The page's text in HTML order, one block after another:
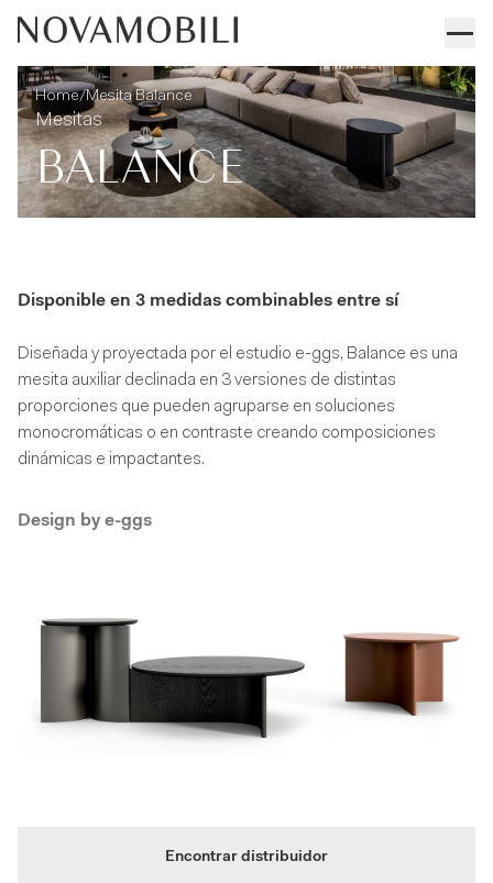
Mesita Balance
Home/Mesita Balance
Mesitas
BALANCE
Disponible en 3 medidas combinables entre sí
Diseñada y proyectada por el estudio e-ggs, Balance es una
mesita auxiliar declinada en 3 versiones de distintas
proporciones que pueden agruparse en soluciones
monocromáticas o en contraste creando composiciones
dinámicas e impactantes.
Design by e-ggs
Encontrar distribuidor